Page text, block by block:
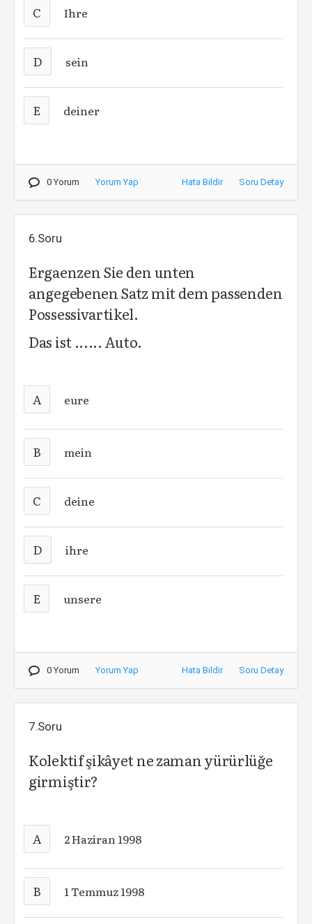
C Ihre
D sein
E deiner
0 Yorum Yorum Yap Hata Bildir Soru Detay
6.Soru
Ergaenzen Sie den unten
angegebenen Satz mit dem passenden
Possessivartikel.
Das ist ...... Auto.
A eure
B mein
C deine
D ihre
E unsere
0 Yorum Yorum Yap Hata Bildir Soru Detay
7.Soru
Kolektif şikâyet ne zaman yürürlüğe
girmiştir?
A 2 Haziran 1998
B 1 Temmuz 1998